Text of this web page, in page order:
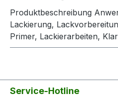
Produktbeschreibung
Lackierung,
Primer, Lackierarbeiten,
Service-Hotline